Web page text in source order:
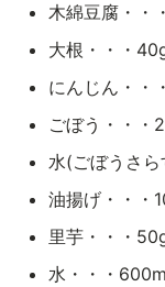
木綿豆腐・・
大根・・・
にんじん・・
ごぼう・・・
水(ごぼうさ
油揚げ・・・
里芋・・・
水・・・